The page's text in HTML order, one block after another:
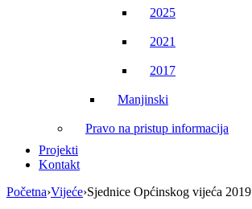
2025
2021
2017
Manjinski
Pravo na pristup informacija
Projekti
Kontakt
Početna›Vijeće›Sjednice Općinskog vijeća 2019